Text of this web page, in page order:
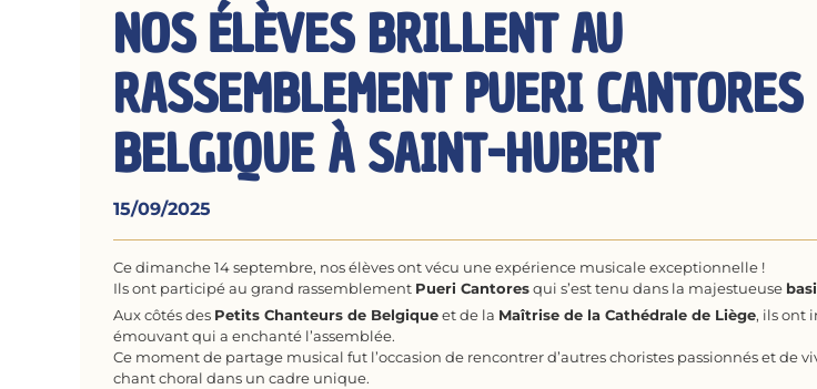
NOS ÉLÈVES BRILLENT AU
RASSEMBLEMENT PUERI CANTORES
BELGIQUE À SAINT-HUBERT
15/09/2025
Ce dimanche 14 septembre, nos élèves ont vécu une expérience musicale exceptionnelle !
Ils ont participé au grand rassemblement Pueri Cantoresqui s’est tenu dans la majestueuse
Aux côtés des Petits Chanteurs de Belgiqueet de la Maîtrise de la Cathédrale de Liège, ils ont
émouvant qui a enchanté l’assemblée.
Ce moment de partage musical fut l’occasion de rencontrer d’autres choristes passionnés et de
chant choral dans un cadre unique.